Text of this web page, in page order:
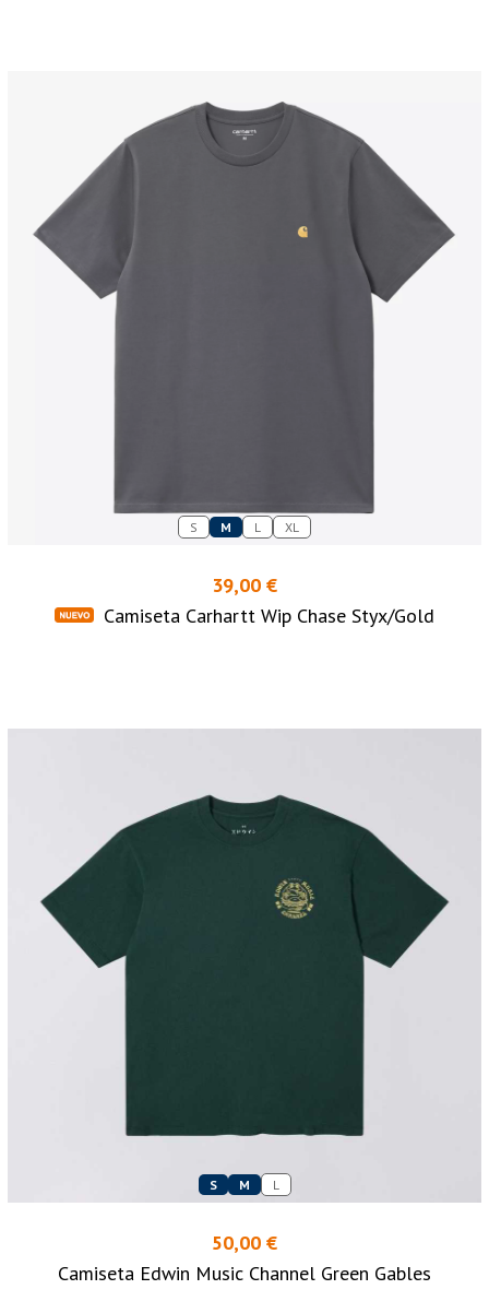
S M L XL
39,00 €
Camiseta Carhartt Wip Chase Styx/Gold
S M L
50,00 €
Camiseta Edwin Music Channel Green Gables